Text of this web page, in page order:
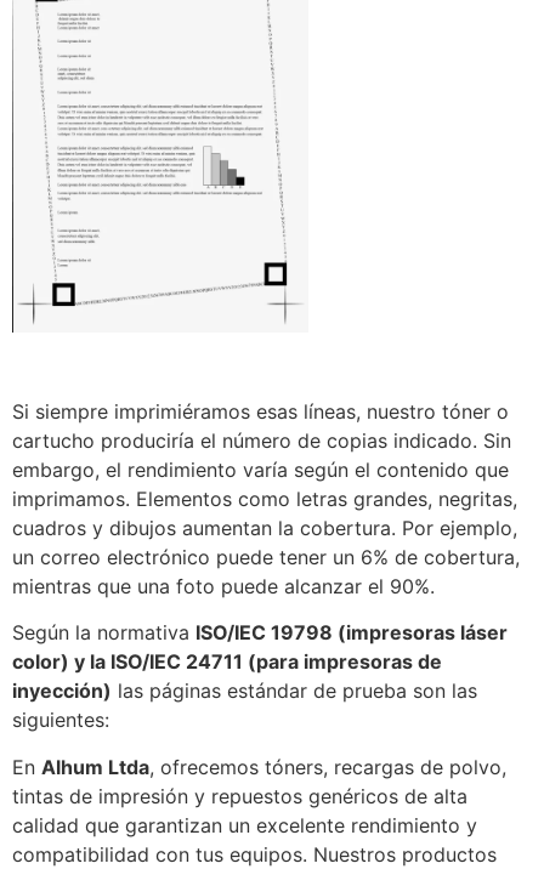
Si siempre imprimiéramos esas líneas, nuestro tóner o
cartucho produciría el número de copias indicado. Sin
embargo, el rendimiento varía según el contenido que
imprimamos. Elementos como letras grandes, negritas,
cuadros y dibujos aumentan la cobertura. Por ejemplo,
un correo electrónico puede tener un 6% de cobertura,
mientras que una foto puede alcanzar el 90%.
Según la normativa ISO/IEC 19798 (impresoras láser
color) y la ISO/IEC 24711 (para impresoras de
inyección) las páginas estándar de prueba son las
siguientes:
En Alhum Ltda, ofrecemos tóners, recargas de polvo,
tintas de impresión y repuestos genéricos de alta
calidad que garantizan un excelente rendimiento y
compatibilidad con tus equipos. Nuestros productos